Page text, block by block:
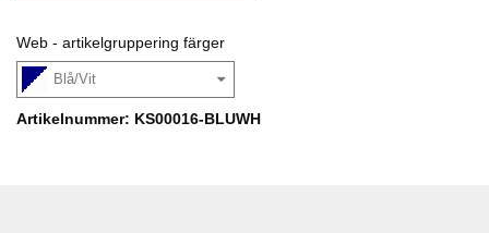
Web - artikelgruppering färger
Blå/Vit
Artikelnummer: KS00016-BLUWH